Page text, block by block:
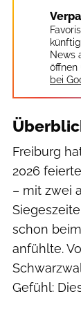
News
öffnen
bei
Freiburg
2026
– mit zwei
schon
anfühlte.
Gefühl: